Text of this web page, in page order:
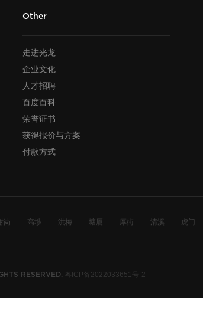
Other
走进光龙
企业文化
人才招聘
百度百科
荣誉证书
获得报价与方案
付款方式
岗 高埗 洪梅 塘厦 厚街 清溪 虎门
RESERVED. 粤ICP备2022033651号-2